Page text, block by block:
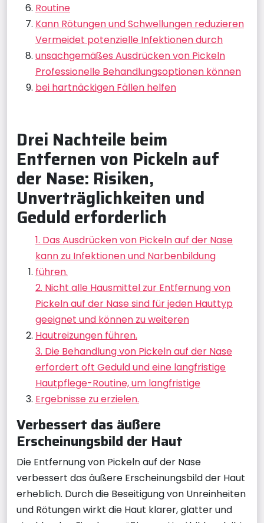
Routine
Kann Rötungen und Schwellungen reduzieren
Vermeidet potenzielle Infektionen durch
unsachgemäßes Ausdrücken von Pickeln
Professionelle Behandlungsoptionen können
bei hartnäckigen Fällen helfen
Drei Nachteile beim
Entfernen von Pickeln auf
der Nase: Risiken,
Unverträglichkeiten und
Geduld erforderlich
1. Das Ausdrücken von Pickeln auf der Nase
kann zu Infektionen und Narbenbildung
führen.
2. Nicht alle Hausmittel zur Entfernung von
Pickeln auf der Nase sind für jeden Hauttyp
geeignet und können zu weiteren
Hautreizungen führen.
3. Die Behandlung von Pickeln auf der Nase
erfordert oft Geduld und eine langfristige
Hautpflege-Routine, um langfristige
Ergebnisse zu erzielen.
Verbessert das äußere
Erscheinungsbild der Haut
Die Entfernung von Pickeln auf der Nase
verbessert das äußere Erscheinungsbild der Haut
erheblich. Durch die Beseitigung von Unreinheiten
und Rötungen wirkt die Haut klarer, glatter und